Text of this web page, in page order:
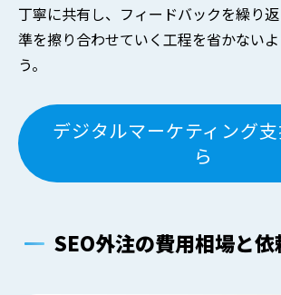
丁寧に共有し、フィードバックを繰り
準を擦り合わせていく工程を省かない
う。
デジタルマーケティング
ら
SEO外注の費用相場と